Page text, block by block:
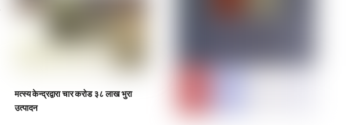
मत्स्य केन्द्रद्वारा चार करोड ३८ लाख भुरा
उत्पादन